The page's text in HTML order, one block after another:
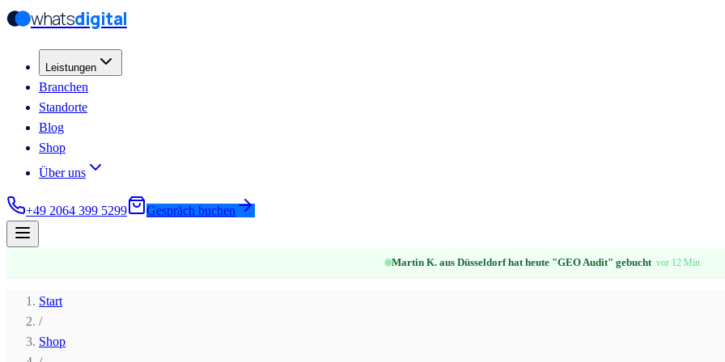
Zum Hauptinhalt springen
Zum Hauptinhalt springen
whatsdigital
Leistungen
Branchen
Standorte
Blog
Shop
Über uns
+49 2064 399 5299 Gespräch buchen
Martin K. aus Düsseldorf hat heute "GEO Audit" gebucht vor 12 Min.
Start
/
Shop